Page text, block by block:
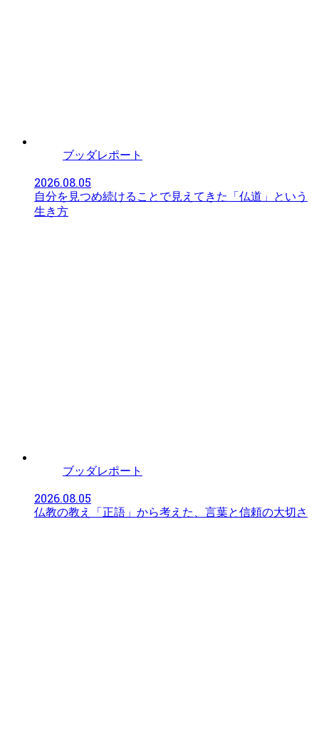
ブッダレポート
2026.08.05
自分を見つめ続けることで見えてきた「仏道」という
生き方
ブッダレポート
2026.08.05
仏教の教え「正語」から考えた、言葉と信頼の大切さ